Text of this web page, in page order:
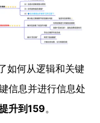
如何从逻辑和关键
信息并进行信息处
升到159。